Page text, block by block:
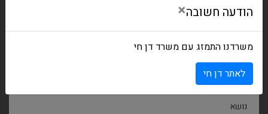
דואר אלקטרוני
נושא
הודעה חשובה×
משרדנו התמזג עם משרד דן חי
לאתר דן חי